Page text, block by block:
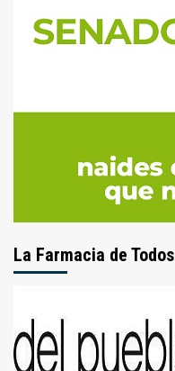
La Farmacia de Todos